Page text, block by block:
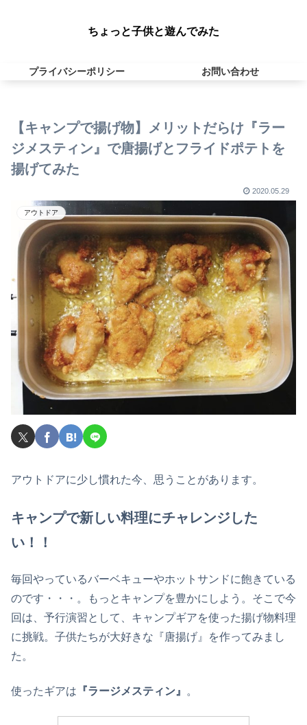
ちょっと子供と遊んでみた
プライバシーポリシー お問い合わせ
【キャンプで揚げ物】メリットだらけ『ラー
ジメスティン』で唐揚げとフライドポテトを
揚げてみた
2020.05.29
アウトドア
アウトドアに少し慣れた今、思うことがあります。
キャンプで新しい料理にチャレンジした
い！！
毎回やっているバーベキューやホットサンドに飽きている
のです・・・。もっとキャンプを豊かにしよう。そこで今
回は、予行演習として、キャンプギアを使った揚げ物料理
に挑戦。子供たちが大好きな『唐揚げ』を作ってみまし
た。
使ったギアは 『ラージメスティン』 。